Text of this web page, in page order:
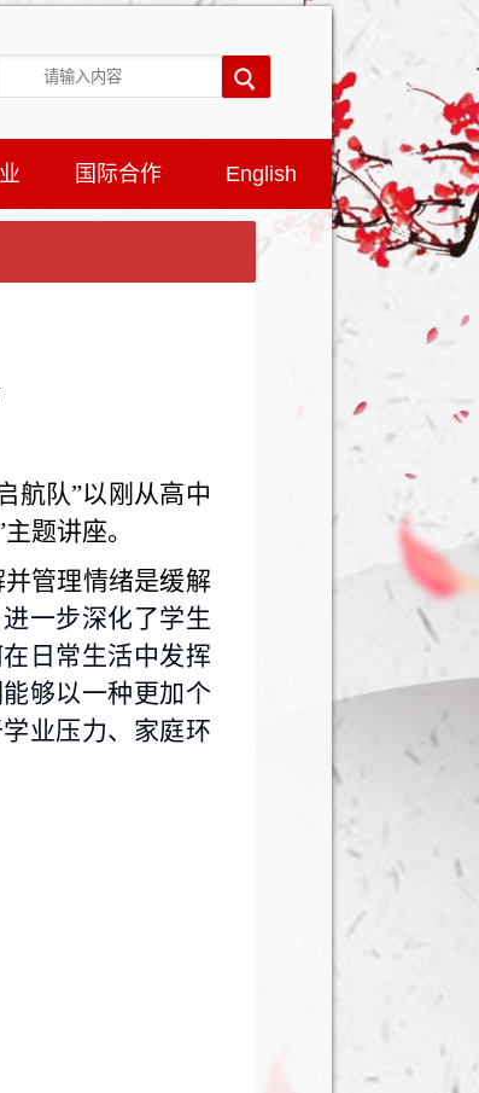
国际合作 English
航队”以刚从高中
题讲座。
管理情绪是缓解
一步深化了学生
日常生活中发挥
够以一种更加个
业压力、家庭环